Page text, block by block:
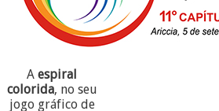
Aespiral
colorida, no seu
jogo gráfico de